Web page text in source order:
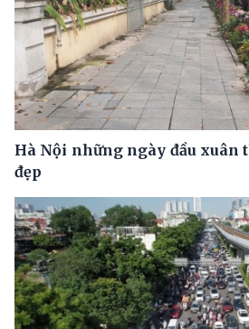
Hà Nội những ngày đầu xuân
đẹp